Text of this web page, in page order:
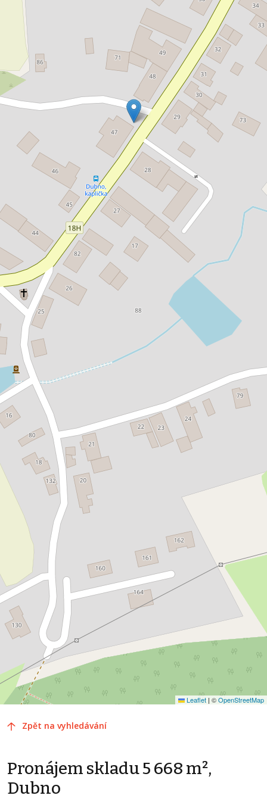
Leaflet | ©OpenStreetMap
Zpět na vyhledávání
Pronájem skladu 5 668 m²,
Dubno